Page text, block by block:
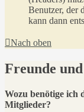
Benutzer, der
kann dann
Nach oben
Freunde
Wozu benötige ich
Mitglieder?